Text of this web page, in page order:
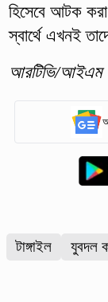
হিসেবে আটক
স্বার্থে এখনই
আরটিভি/আইএম
টাঙ্গাইল যুবদল